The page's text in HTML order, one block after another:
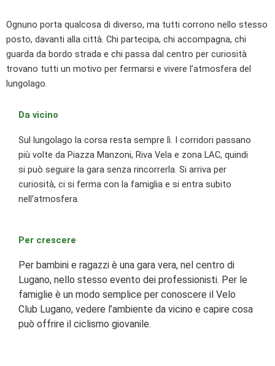
Ognuno porta qualcosa di diverso, ma tutti corrono nello stesso
posto, davanti alla città. Chi partecipa, chi accompagna, chi
guarda da bordo strada e chi passa dal centro per curiosità
trovano tutti un motivo per fermarsi e vivere l’atmosfera del
lungolago.
Da vicino
Sul lungolago la corsa resta sempre lì. I corridori passano
più volte da Piazza Manzoni, Riva Vela e zona LAC, quindi
si può seguire la gara senza rincorrerla. Si arriva per
curiosità, ci si ferma con la famiglia e si entra subito
nell’atmosfera.
Per crescere
Per bambini e ragazzi è una gara vera, nel centro di
Lugano, nello stesso evento dei professionisti. Per le
famiglie è un modo semplice per conoscere il Velo
Club Lugano, vedere l’ambiente da vicino e capire cosa
può offrire il ciclismo giovanile.